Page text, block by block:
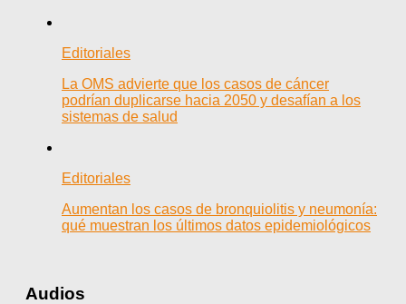
Editoriales
La OMS advierte que los casos de cáncer
podrían duplicarse hacia 2050 y desafían a los
sistemas de salud
Editoriales
Aumentan los casos de bronquiolitis y neumonía:
qué muestran los últimos datos epidemiológicos
Audios